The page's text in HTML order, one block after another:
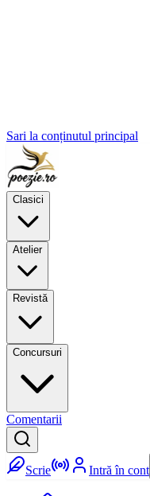
Sari la conținutul principal
Clasici
Atelier
Revistă
Concursuri
Comentarii
Scrie Intră în cont